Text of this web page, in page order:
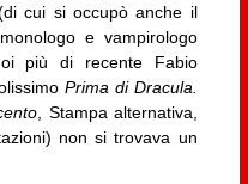
cui si occupò anche il
e vampirologo
più di recente Fabio
Prima di Dracula.
, Stampa alternativa,
non si trovava un